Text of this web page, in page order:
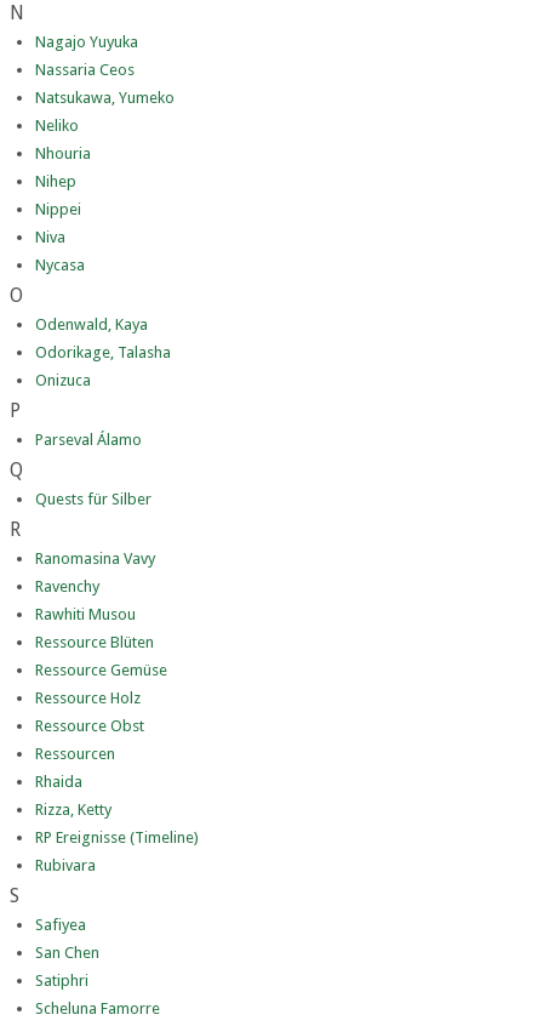
N
Nagajo Yuyuka
Nassaria Ceos
Natsukawa, Yumeko
Neliko
Nhouria
Nihep
Nippei
Niva
Nycasa
O
Odenwald, Kaya
Odorikage, Talasha
Onizuca
P
Parseval Álamo
Q
Quests für Silber
R
Ranomasina Vavy
Ravenchy
Rawhiti Musou
Ressource Blüten
Ressource Gemüse
Ressource Holz
Ressource Obst
Ressourcen
Rhaida
Rizza, Ketty
RP Ereignisse (Timeline)
Rubivara
S
Safiyea
San Chen
Satiphri
Scheluna Famorre